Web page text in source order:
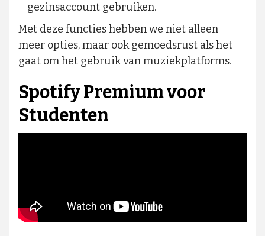
gezinsaccount gebruiken.
Met deze functies hebben we niet alleen
meer opties, maar ook gemoedsrust als het
gaat om het gebruik van muziekplatforms.
Spotify Premium voor
Studenten